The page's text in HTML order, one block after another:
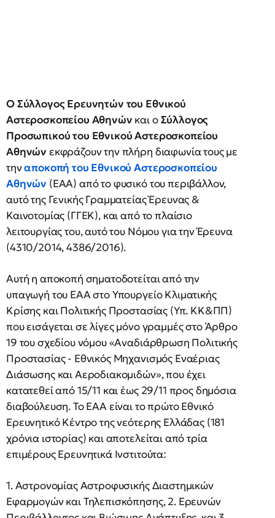
Ο Σύλλογος Ερευνητών του Εθνικού
Αστεροσκοπείου Αθηνών και οΣύλλογος
Προσωπικού του Εθνικού Αστεροσκοπείου
Αθηνών εκφράζουν την πλήρη διαφωνία τους με
τηναποκοπή του Εθνικού Αστεροσκοπείου
Αθηνών (ΕΑΑ) από το φυσικό του περιβάλλον,
αυτό της Γενικής Γραμματείας Έρευνας &
Καινοτομίας (ΓΓΕΚ), και από το πλαίσιο
λειτουργίας του, αυτό του Νόμου για την Έρευνα
(4310/2014, 4386/2016).
Αυτή η αποκοπή σηματοδοτείται από την
υπαγωγή του ΕΑΑ στο Υπουργείο Κλιματικής
Κρίσης και Πολιτικής Προστασίας (Υπ. ΚΚ&ΠΠ)
που εισάγεται σε λίγες μόνο γραμμές στο Άρθρο
19 του σχεδίου νόμου «Αναδιάρθρωση Πολιτικής
Προστασίας - Εθνικός Μηχανισμός Εναέριας
Διάσωσης και Αεροδιακομιδών», που έχει
κατατεθεί από 15/11 και έως 29/11 προς δημόσια
διαβούλευση. Το ΕΑΑ είναι το πρώτο Εθνικό
Ερευνητικό Κέντρο της νεότερης Ελλάδας (181
χρόνια ιστορίας) και αποτελείται από τρία
επιμέρους Ερευνητικά Ινστιτούτα:
1. Αστρονομίας Αστροφυσικής Διαστημικών
Εφαρμογών και Τηλεπισκόπησης, 2. Ερευνών